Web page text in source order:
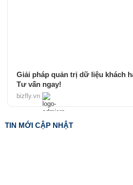
Giải pháp quản trị dữ liệu khách
Tư vấn ngay!
bizfly.vn
TIN MỚI CẬP NHẬT